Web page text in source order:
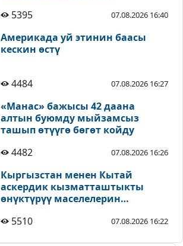
5395
07.08.2026 16:40
Америкада уй этинин баасы
кескин өстү
4484 07.08.2026 16:27
«Манас» бажысы 42 даана
алтын буюмду мыйзамсыз
ташып өтүүгө бөгөт койду
4482
07.08.2026 16:26
Кыргызстан менен Кытай
аскердик кызматташтыкты
өнүктүрүү маселелерин
5510
07.08.2026 16:22